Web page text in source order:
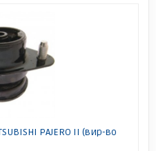
PAJERO II (вир-во